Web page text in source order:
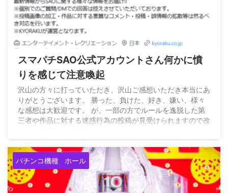
スマパチSAO公式アカウントさん何かに憤
りを感じて注意喚起
沢山の方々に打っていただき、沢山ご感想いただき本当にあ
りがとうございます。 勝った、負けた、好き、嫌い、様々
な感想は大歓迎です。 が、一部の方でルールを逸脱した第
三者や作品に対する迷惑行為の投稿が見受けられますので改
ン (スマパチSAO)【公式】 (@SAO_KYORAKU) August 7,
2026
パチンコ機種 ホール